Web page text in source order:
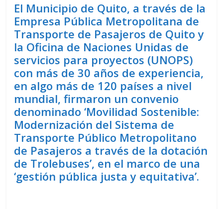
El Municipio de Quito, a través de la
Empresa Pública Metropolitana de
Transporte de Pasajeros de Quito y
la Oficina de Naciones Unidas de
servicios para proyectos (UNOPS)
con más de 30 años de experiencia,
en algo más de 120 países a nivel
mundial, firmaron un convenio
denominado ‘Movilidad Sostenible:
Modernización del Sistema de
Transporte Público Metropolitano
de Pasajeros a través de la dotación
de Trolebuses’, en el marco de una
‘gestión pública justa y equitativa’.